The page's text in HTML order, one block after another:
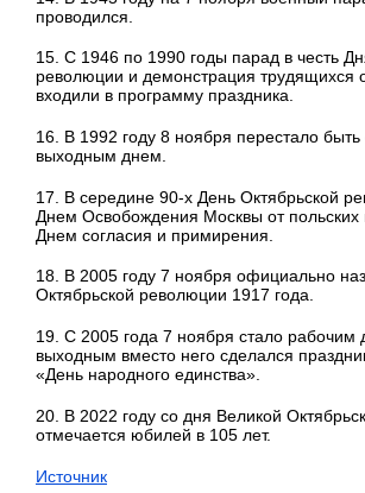
проводился.
15. С 1946 по 1990 годы парад в честь
революции и демонстрация трудящихся
входили в программу праздника.
16. В 1992 году 8 ноября перестало
выходным днем.
17. В середине 90-х День Октябрьской
Днем Освобождения Москвы от польских
Днем согласия и примирения.
18. В 2005 году 7 ноября официально
Октябрьской революции 1917 года.
19. С 2005 года 7 ноября стало рабочим
выходным вместо него сделался
«День народного единства».
20. В 2022 году со дня Великой
отмечается юбилей в 105 лет.
Источник